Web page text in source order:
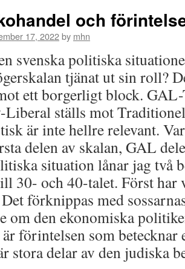
och
17, 2022by mhn
svenska politiska
tjänat ut sin roll?
ett borgerligt block.
ställs mot
är inte hellre relevant.
delen av skalan, GAL
situation lånar jag två
30- och 40-talet. Först har
förknippas med
om den ekonomiska
förintelsen som
stora delar av den judiska